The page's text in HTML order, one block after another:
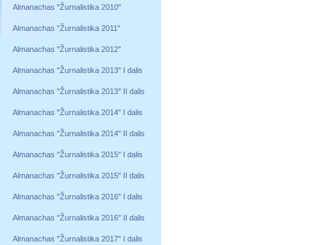
Almanachas "Žurnalistika 2010"
Almanachas "Žurnalistika 2011"
Almanachas "Žurnalistika 2012"
Almanachas "Žurnalistika 2013" I dalis
Almanachas "Žurnalistika 2013" II dalis
Almanachas "Žurnalistika 2014" I dalis
Almanachas "Žurnalistika 2014" II dalis
Almanachas "Žurnalistika 2015" I dalis
Almanachas "Žurnalistika 2015" II dalis
Almanachas "Žurnalistika 2016" I dalis
Almanachas "Žurnalistika 2016" II dalis
Almanachas "Žurnalistika 2017" I dalis